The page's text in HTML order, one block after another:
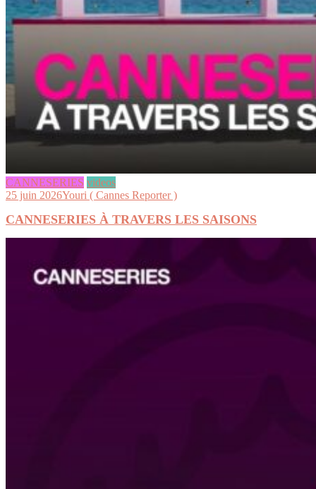
CANNESERIES videos
25 juin 2026Youri ( Cannes Reporter )
CANNESERIES À TRAVERS LES SAISONS